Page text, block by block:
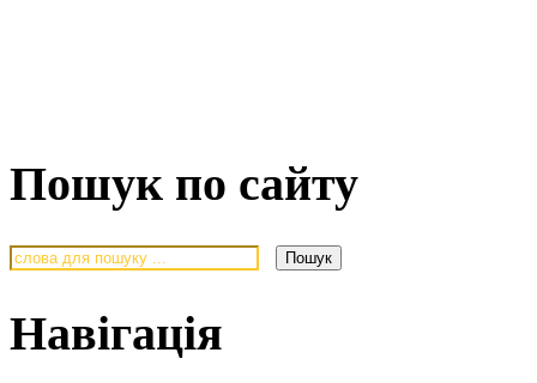
Пошук по сайту
Навігація